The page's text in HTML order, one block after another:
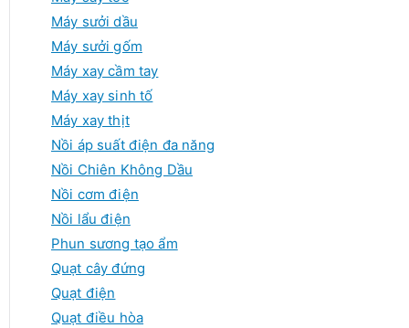
Máy sưởi dầu
Máy sưởi gốm
Máy xay cầm tay
Máy xay sinh tố
Máy xay thịt
Nồi áp suất điện đa năng
Nồi Chiên Không Dầu
Nồi cơm điện
Nồi lẩu điện
Phun sương tạo ẩm
Quạt cây đứng
Quạt điện
Quạt điều hòa